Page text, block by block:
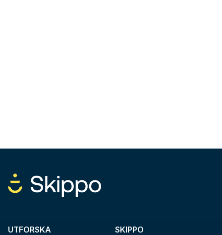
UTFORSKA SKIPPO